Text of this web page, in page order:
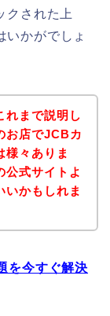
クされた上
いかがでしょ
れまで説明し
お店でJCBカ
様々ありま
公式サイトよ
いかもしれま
を今すぐ解決